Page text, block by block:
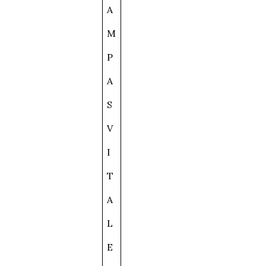
A
M
P
A
S
V
I
T
A
L
E